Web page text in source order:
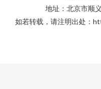
地址：北京市顺
如若转载，请注明出处：